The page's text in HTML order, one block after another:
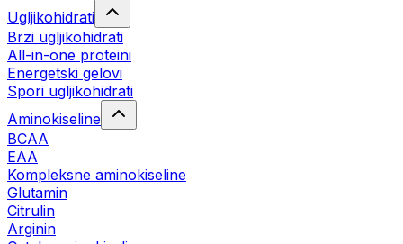
Ugljikohidrati
Brzi ugljikohidrati
All-in-one proteini
Energetski gelovi
Spori ugljikohidrati
Aminokiseline
BCAA
EAA
Kompleksne aminokiseline
Glutamin
Citrulin
Arginin